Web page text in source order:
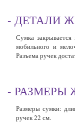
- ДЕТАЛИ
Сумка
мобильного и
Разъема ручек
- РАЗМЕРЫ
Размерысумки:
ручек 22 см.